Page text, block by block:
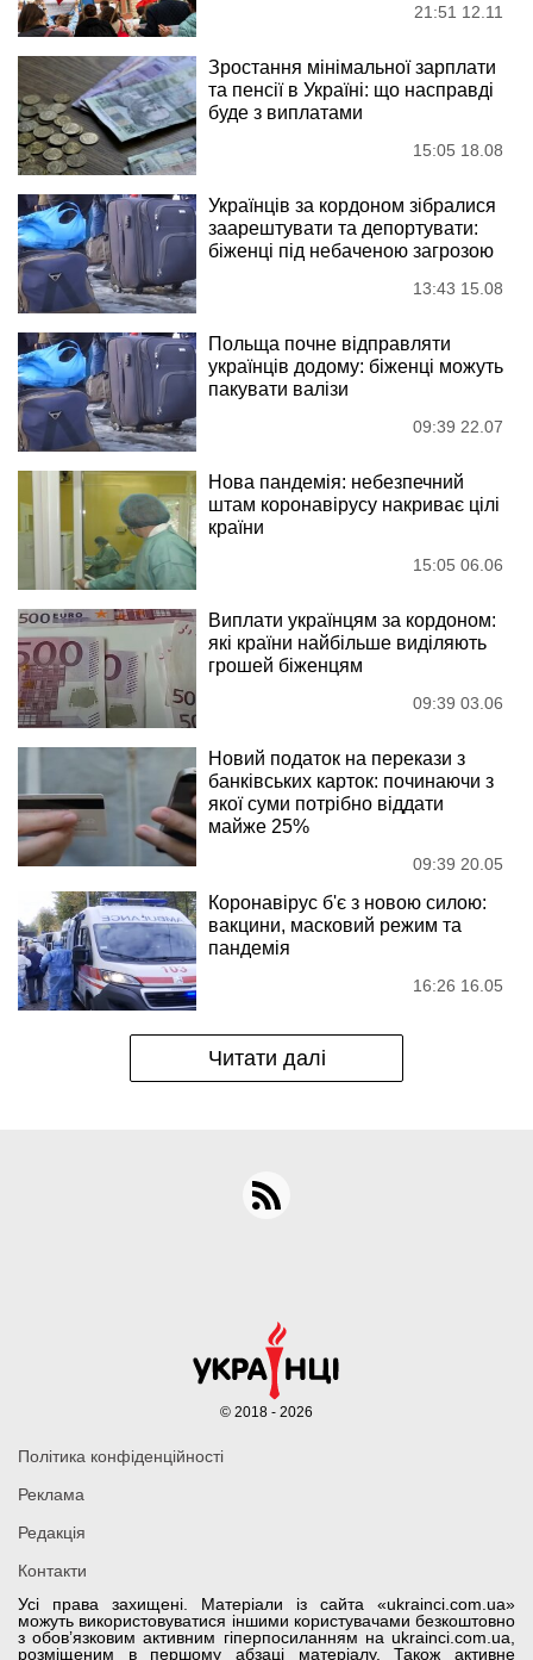
21:51 12.11
Зростання мінімальної зарплати
та пенсії в Україні: що насправді
буде з виплатами
15:05 18.08
Українців за кордоном зібралися
заарештувати та депортувати:
біженці під небаченою загрозою
13:43 15.08
Польща почне відправляти
українців додому: біженці можуть
пакувати валізи
09:39 22.07
Нова пандемія: небезпечний
штам коронавірусу накриває цілі
країни
15:05 06.06
Виплати українцям за кордоном:
які країни найбільше виділяють
грошей біженцям
09:39 03.06
Новий податок на перекази з
банківських карток: починаючи з
якої суми потрібно віддати
майже 25%
09:39 20.05
Коронавірус б'є з новою силою:
вакцини, масковий режим та
пандемія
16:26 16.05
Читати далі
Усі права захищені. Матеріали із сайта «ukrainci.com.ua»
можуть використовуватися іншими користувачами безкоштовно
з обов’язковим активним гіперпосиланням на ukrainci.com.ua,
розміщеним в першому абзаці матеріалу. Також активне
Політика конфіденційності
Реклама
Редакція
Контакти
© 2018 - 2026